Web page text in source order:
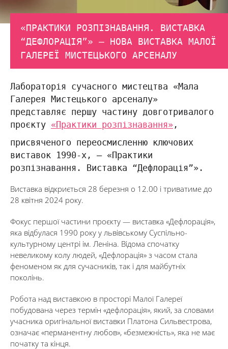
«ПРАКТИКИ РОЗПІЗНАВАННЯ. ВИСТАВКА
“ДЕФЛОРАЦІЯ”» — НОВА ВИСТАВКА МАЛОЇ
ГАЛЕРЕЇ МИСТЕЦЬКОГО АРСЕНАЛУ
Лабораторія сучасного мистецтва «Мала
Галерея Мистецького арсеналу»
представляє першу частину довготривалого
проєкту «Практики розпізнавання»,
присвяченого переосмисленню ключових
виставок 1990-х, — «Практики
розпізнавання. Виставка “Дефлорація”».
Виставка відкриється 28 березня о 12.00 і триватиме до
28 квітня 2024 року.
Фокус першої частини проєкту — виставка «Дефлорація»,
яка відбулася 1990 року у львівському Суспільно-
культурному центрі ім. Леніна. Відома спочатку
невеликому колу людей, «Дефлорація» з часом стала
феноменом як для сучасників, так і для майбутніх
поколінь.
Робота над виставкою в просторі Малої Галереї
побудована через термін «дефлорація», який, за словами
учасника оригінальної виставки Платона Сильвестрова,
означає «перманентну любов», «безмежність», яка не має
початку та кінця.